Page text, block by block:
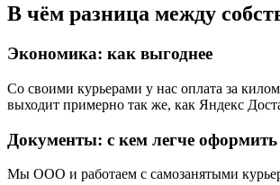
В чём разница между
Экономика: как выгоднее
Со своими курьерами у нас оплата за
выходит примерно так же, как Яндекс
Документы: с кем легче
Мы ООО и работаем с самозанятыми